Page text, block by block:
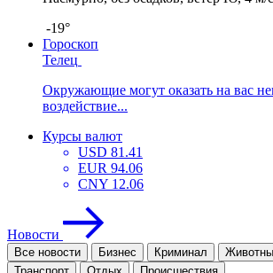
-19°
Гороскоп
Телец
Окружающие могут оказать на вас
воздействие...
Курсы валют
USD 81.41
EUR 94.06
CNY 12.06
Новости
Все новости Бизнес Криминал